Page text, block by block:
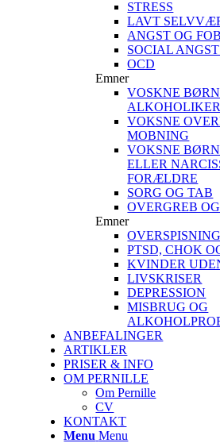
STRESS
LAVT
ANGST OG
SOCIAL
OCD
Emner
VOSKNE
VOKSNE
MOBNING
VOKSNE
ELLER
FORÆLDRE
SORG OG TAB
OVERGREB
Emner
PTSD, CHOK
KVINDER
LIVSKRISER
DEPRESSION
MISBRUG OG
ANBEFALINGER
ARTIKLER
PRISER & INFO
OM PERNILLE
Om Pernille
CV
KONTAKT
Menu Menu